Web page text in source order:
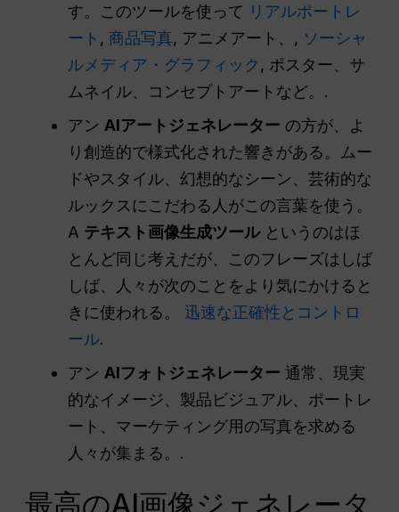
す。このツールを使って リアルポートレ
ート ,商品写真, アニメアート、, ソーシャ
ルメディア・グラフィック , ポスター、サ
ムネイル、コンセプトアートなど。.
アン AIアートジェネレーター の方が、よ
り創造的で様式化された響きがある。ムー
ドやスタイル、幻想的なシーン、芸術的な
ルックスにこだわる人がこの言葉を使う。
A テキスト画像生成ツールというのはほ
とんど同じ考えだが、このフレーズはしば
しば、人々が次のことをより気にかけると
きに使われる。迅速な正確性とコントロ
ール.
アン AIフォトジェネレーター 通常、現実
的なイメージ、製品ビジュアル、ポートレ
ート、マーケティング用の写真を求める
人々が集まる。.
最高のAI画像ジェネレータ